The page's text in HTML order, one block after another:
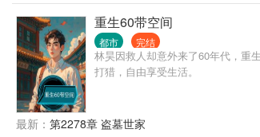
重生60带空间
都市 完结
林昊因救人却意外来了60年代，重
打猎，自由享受生活。
最新： 第2278章 盗墓世家